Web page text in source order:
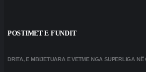
POSTIMET E FUNDIT
DRITA, E MBIJETUARA E VETME NGA SUPERLIGA